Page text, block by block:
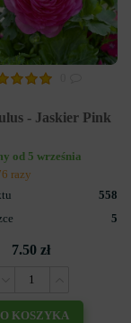
- Jaskier Pink
od 5 września
razy
558
5
7.50 zł
KOSZYKA